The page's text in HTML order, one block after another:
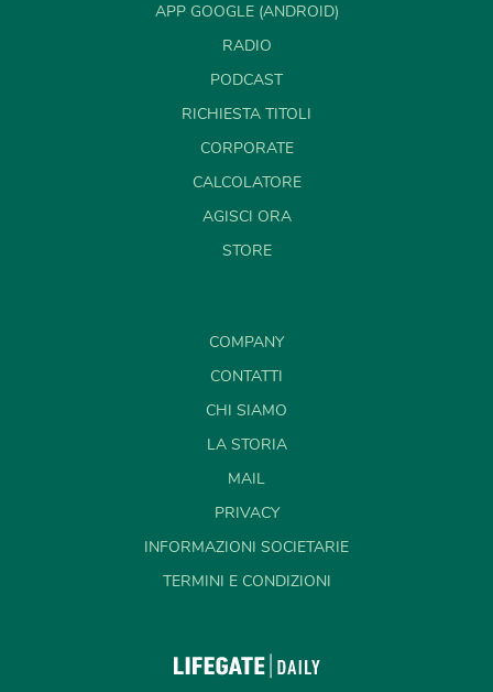
APP GOOGLE (ANDROID)
RADIO
PODCAST
RICHIESTA TITOLI
CORPORATE
CALCOLATORE
AGISCI ORA
STORE
COMPANY
CONTATTI
CHI SIAMO
LA STORIA
MAIL
PRIVACY
INFORMAZIONI SOCIETARIE
TERMINI E CONDIZIONI